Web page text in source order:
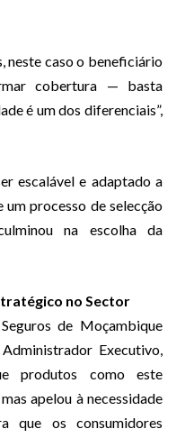
neste caso o beneficiário
cobertura — basta
é um dos diferenciais”,
escalável e adaptado a
um processo de selecção
na escolha da
no Sector
de Moçambique
Executivo,
produtos como este
apelou à necessidade
que os consumidores